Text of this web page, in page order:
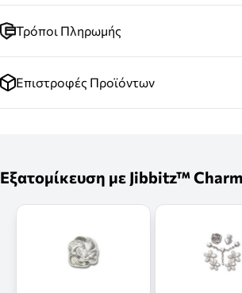
Τρόποι Πληρωμής
Επιστροφές Προϊόντων
Εξατομίκευση με Jibbitz™